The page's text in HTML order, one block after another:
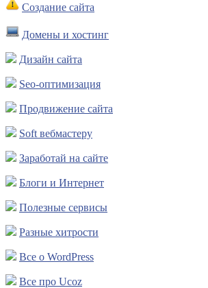
Создание сайта
Домены и хостинг
Дизайн сайта
Seo-оптимизация
Продвижение сайта
Soft вебмастеру
Заработай на сайте
Блоги и Интернет
Полезные сервисы
Разные хитрости
Все о WordPress
Все про Ucoz